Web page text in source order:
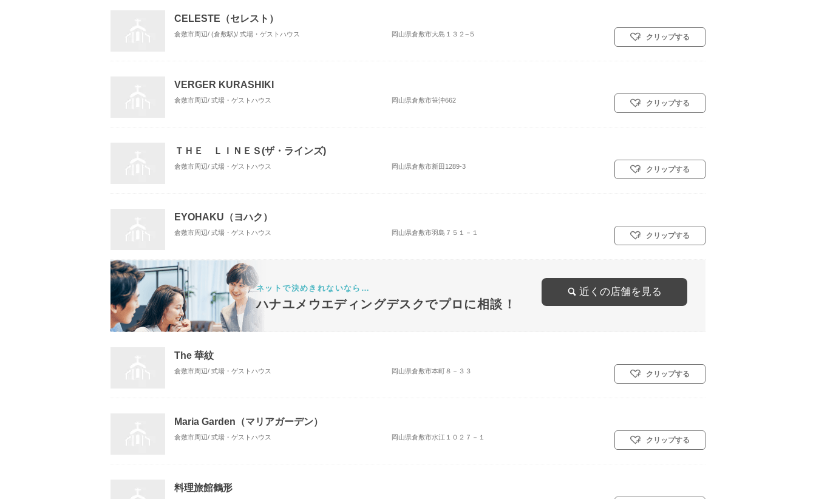
CELESTE（セレスト）
倉敷市周辺/ (倉敷駅)/ 式場・ゲストハウス 岡山県倉敷市大島１３２−５ クリップする
VERGER KURASHIKI
倉敷市周辺/ 式場・ゲストハウス 岡山県倉敷市笹沖662 クリップする
ＴＨＥ ＬＩＮＥＳ(ザ・ラインズ)
倉敷市周辺/ 式場・ゲストハウス 岡山県倉敷市新田1289-3 クリップする
EYOHAKU（ヨハク）
倉敷市周辺/ 式場・ゲストハウス 岡山県倉敷市羽島７５１－１ クリップする
ネットで決めきれないなら…
ハナユメウエディングデスクでプロに相談！
近くの店舗を見る
The 華紋
倉敷市周辺/ 式場・ゲストハウス 岡山県倉敷市本町８－３３ クリップする
Maria Garden（マリアガーデン）
倉敷市周辺/ 式場・ゲストハウス 岡山県倉敷市水江１０２７－１ クリップする
料理旅館鶴形